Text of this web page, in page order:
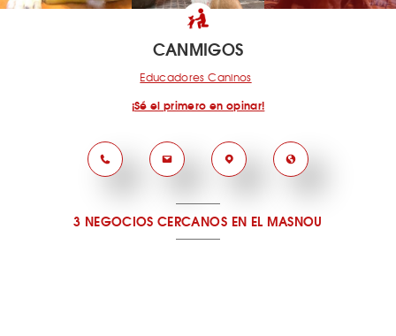
CANMIGOS
Educadores Caninos
¡Sé el primero en opinar!
3 NEGOCIOS CERCANOS EN EL MASNOU